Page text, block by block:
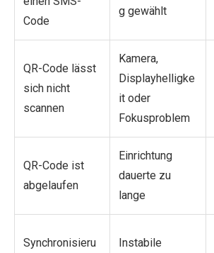
Code
g gewählt
QR-Code lässt
sich nicht
scannen
Kamera,
Displayhelligke
it oder
Fokusproblem
QR-Code ist
abgelaufen
Einrichtung
dauerte zu
lange
Synchronisieru
Instabile